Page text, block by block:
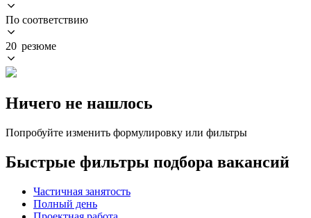
По соответствию
20 резюме
Ничего не нашлось
Попробуйте изменить формулировку или фильтры
Быстрые фильтры подбора вакансий
Частичная занятость
Полный день